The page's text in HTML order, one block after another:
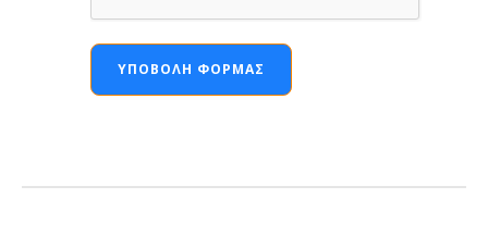
ΥΠΟΒΟΛΉ ΦΌΡΜΑΣ